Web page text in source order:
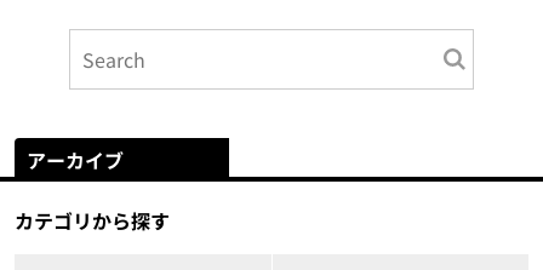
アーカイブ
カテゴリから探す